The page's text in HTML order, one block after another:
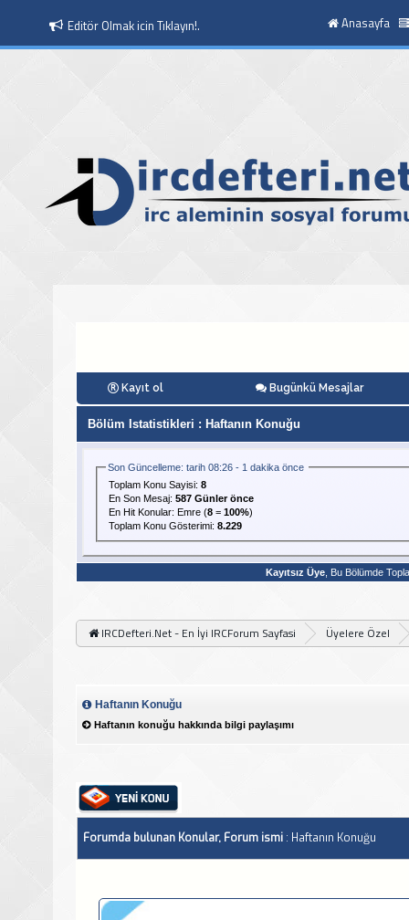
Editör Olmak icin Tıklayın!.
Moderatör Olmak icin Tıklayın!.
Anasayfa
Kayıt ol Bugünkü Mesajlar
Bölüm Istatistikleri : Haftanın Konuğu
Son Güncelleme: tarih 08:26 - 1 dakika önce
Toplam Konu Sayisi: 8
En Son Mesaj: 587 Günler önce
En Hit Konular: Emre (8 = 100%)
Toplam Konu Gösterimi: 8.229
Kayıtsız Üye, Bu Bölümde
IRCDefteri.Net - En İyi IRCForum Sayfasi Üyelere Özel
Haftanın Konuğu
Haftanın konuğu hakkında bilgi paylaşımı
Forumda bulunan Konular, Forum ismi : Haftanın Konuğu